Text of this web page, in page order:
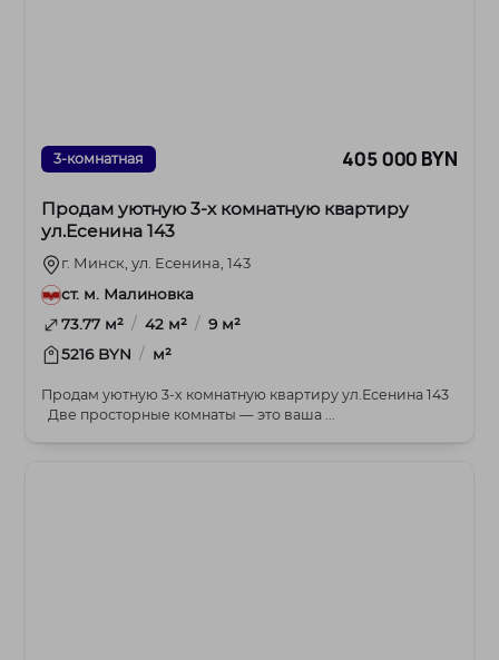
3-комнатная 405 000 BYN
Продам уютную 3-х комнатную квартиру
ул.Есенина 143
г. Минск, ул. Есенина, 143
ст. м. Малиновка
73.77 м² / 42 м² / 9 м²
5216 BYN / м²
Продам уютную 3-х комнатную квартиру ул.Есенина 143
Две просторные комнаты — это ваша ...